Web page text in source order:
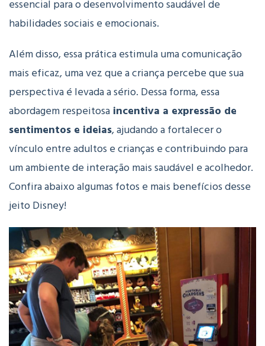
essencial para o desenvolvimento saudável de
habilidades sociais e emocionais.
Além disso, essa prática estimula uma comunicação
mais eficaz, uma vez que a criança percebe que sua
perspectiva é levada a sério. Dessa forma, essa
abordagem respeitosa incentiva a expressão de
sentimentos e ideias, ajudando a fortalecer o
vínculo entre adultos e crianças e contribuindo para
um ambiente de interação mais saudável e acolhedor.
Confira abaixo algumas fotos e mais benefícios desse
jeito Disney!